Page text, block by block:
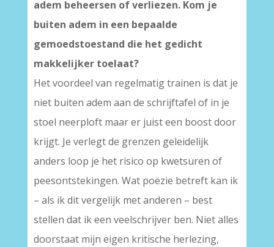
adem beheersen of verliezen. Kom je
buiten adem in een bepaalde
gemoedstoestand die het gedicht
makkelijker toelaat?
Het voordeel van regelmatig trainen is dat je
niet buiten adem aan de schrijftafel of in je
stoel neerploft maar er juist een boost door
krijgt. Je verlegt de grenzen geleidelijk
anders loop je het risico op kwetsuren of
peesontstekingen. Wat poëzie betreft kan ik
– als ik dit vergelijk met anderen – best
stellen dat ik een veelschrijver ben. Niet alles
doorstaat mijn eigen kritische herlezing,